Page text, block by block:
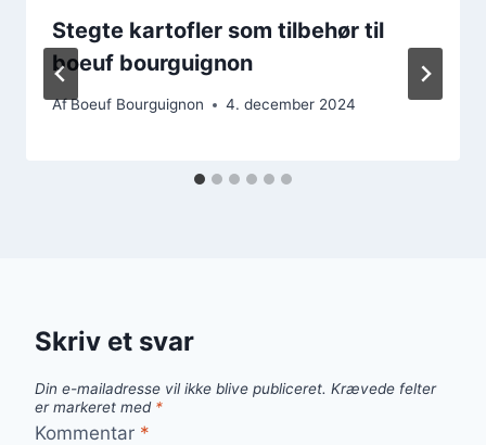
Stegte kartofler som tilbehør til
boeuf bourguignon
AfBoeuf Bourguignon 4. december 2024
Skriv et svar
Din e-mailadresse vil ikke blive publiceret. Krævede felter
er markeret med *
Kommentar *